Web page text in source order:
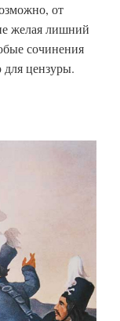
от
желая лишний
сочинения
цензуры.